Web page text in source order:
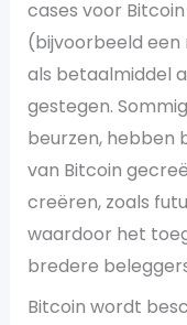
cases voor
(bijvoorbeeld
als betaalmiddel
gestegen.
beurzen, hebben
van Bitcoin
creëren, zoals
waardoor het
bredere
Bitcoin wordt